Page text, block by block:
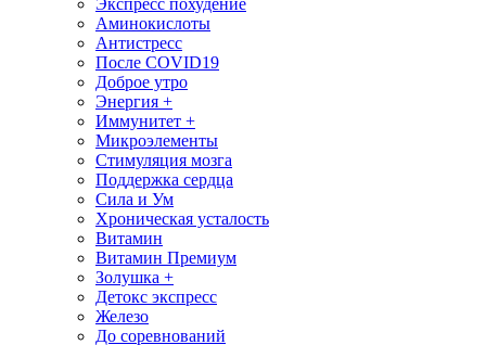
Экспресс похудение
Аминокислоты
Антистресс
После COVID19
Доброе утро
Энергия +
Иммунитет +
Микроэлементы
Стимуляция мозга
Поддержка сердца
Сила и Ум
Хроническая усталость
Витамин
Витамин Премиум
Золушка +
Детокс экспресс
Железо
До соревнований